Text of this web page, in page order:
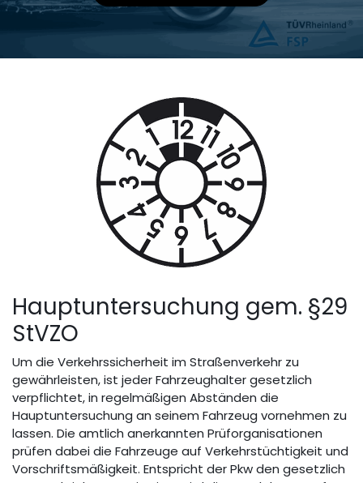
Hauptuntersuchung gem. §29
StVZO
Um die Verkehrssicherheit im Straßenverkehr zu
gewährleisten, ist jeder Fahrzeughalter gesetzlich
verpflichtet, in regelmäßigen Abständen die
Hauptuntersuchung an seinem Fahrzeug vornehmen zu
lassen. Die amtlich anerkannten Prüforganisationen
prüfen dabei die Fahrzeuge auf Verkehrstüchtigkeit und
Vorschriftsmäßigkeit. Entspricht der Pkw den gesetzlich